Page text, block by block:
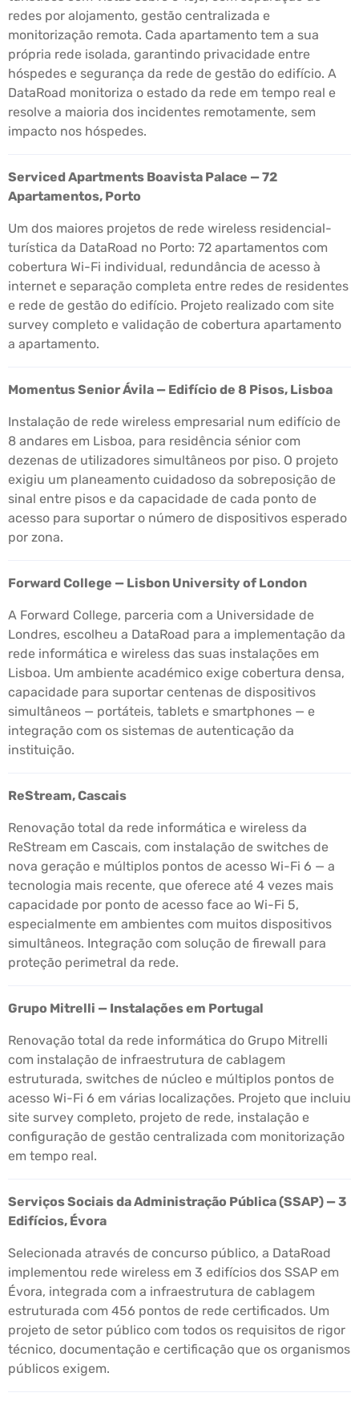
redes por alojamento, gestão centralizada e
monitorização remota. Cada apartamento tem a sua
própria rede isolada, garantindo privacidade entre
hóspedes e segurança da rede de gestão do edifício. A
DataRoad monitoriza o estado da rede em tempo real e
resolve a maioria dos incidentes remotamente, sem
impacto nos hóspedes.
Serviced Apartments Boavista Palace — 72
Apartamentos, Porto
Um dos maiores projetos de rede wireless residencial-
turística da DataRoad no Porto: 72 apartamentos com
cobertura Wi-Fi individual, redundância de acesso à
internet e separação completa entre redes de residentes
e rede de gestão do edifício. Projeto realizado com site
survey completo e validação de cobertura apartamento
a apartamento.
Momentus Senior Ávila — Edifício de 8 Pisos, Lisboa
Instalação de rede wireless empresarial num edifício de
8 andares em Lisboa, para residência sénior com
dezenas de utilizadores simultâneos por piso. O projeto
exigiu um planeamento cuidadoso da sobreposição de
sinal entre pisos e da capacidade de cada ponto de
acesso para suportar o número de dispositivos esperado
por zona.
Forward College — Lisbon University of London
A Forward College, parceria com a Universidade de
Londres, escolheu a DataRoad para a implementação da
rede informática e wireless das suas instalações em
Lisboa. Um ambiente académico exige cobertura densa,
capacidade para suportar centenas de dispositivos
simultâneos — portáteis, tablets e smartphones — e
integração com os sistemas de autenticação da
instituição.
ReStream, Cascais
Renovação total da rede informática e wireless da
ReStream em Cascais, com instalação de switches de
nova geração e múltiplos pontos de acesso Wi-Fi 6 — a
tecnologia mais recente, que oferece até 4 vezes mais
capacidade por ponto de acesso face ao Wi-Fi 5,
especialmente em ambientes com muitos dispositivos
simultâneos. Integração com solução de firewall para
proteção perimetral da rede.
Grupo Mitrelli — Instalações em Portugal
Renovação total da rede informática do Grupo Mitrelli
com instalação de infraestrutura de cablagem
estruturada, switches de núcleo e múltiplos pontos de
acesso Wi-Fi 6 em várias localizações. Projeto que incluiu
site survey completo, projeto de rede, instalação e
configuração de gestão centralizada com monitorização
em tempo real.
Serviços Sociais da Administração Pública (SSAP) — 3
Edifícios, Évora
Selecionada através de concurso público, a DataRoad
implementou rede wireless em 3 edifícios dos SSAP em
Évora, integrada com a infraestrutura de cablagem
estruturada com 456 pontos de rede certificados. Um
projeto de setor público com todos os requisitos de rigor
técnico, documentação e certificação que os organismos
públicos exigem.